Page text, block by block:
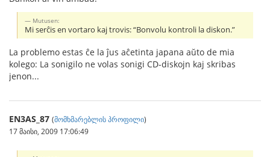
Mutusen:
Mi serĉis en vortaro kaj trovis: “Bonvolu kontroli la diskon.”
La problemo estas ĉe la ĵus aĉetinta japana aŭto de mia
kolego: La sonigilo ne volas sonigi CD-diskojn kaj skribas
jenon...
EN3AS_87 (მომხმარებლის პროფილი)
17 მაისი, 2009 17:06:49